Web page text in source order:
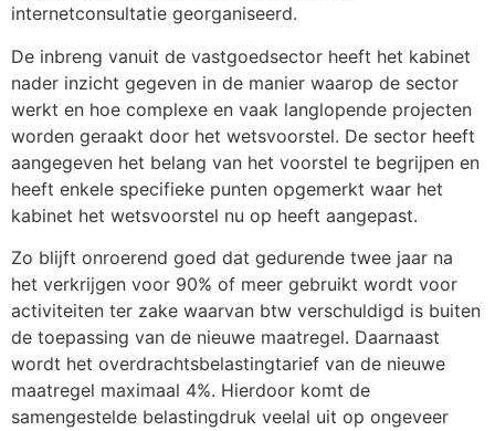
internetconsultatie georganiseerd.
De inbreng vanuit de vastgoedsector heeft het kabinet
nader inzicht gegeven in de manier waarop de sector
werkt en hoe complexe en vaak langlopende projecten
worden geraakt door het wetsvoorstel. De sector heeft
aangegeven het belang van het voorstel te begrijpen en
heeft enkele specifieke punten opgemerkt waar het
kabinet het wetsvoorstel nu op heeft aangepast.
Zo blijft onroerend goed dat gedurende twee jaar na
het verkrijgen voor 90% of meer gebruikt wordt voor
activiteiten ter zake waarvan btw verschuldigd is buiten
de toepassing van de nieuwe maatregel. Daarnaast
wordt het overdrachtsbelastingtarief van de nieuwe
maatregel maximaal 4%. Hierdoor komt de
samengestelde belastingdruk veelal uit op ongeveer